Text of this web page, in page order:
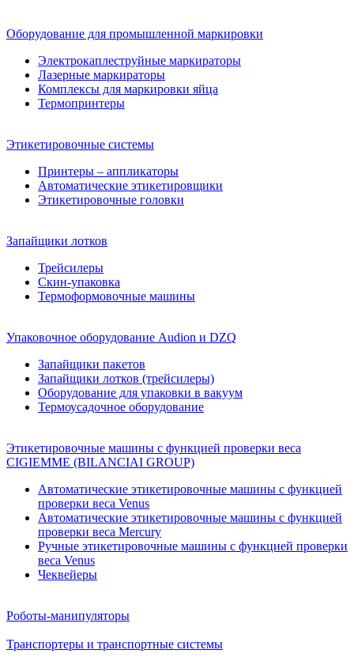
Оборудование для промышленной маркировки
Электрокаплеструйные маркираторы
Лазерные маркираторы
Комплексы для маркировки яйца
Термопринтеры
Этикетировочные системы
Принтеры – аппликаторы
Автоматические этикетировщики
Этикетировочные головки
Запайщики лотков
Трейсилеры
Скин-упаковка
Термоформовочные машины
Упаковочное оборудование Audion и DZQ
Запайщики пакетов
Запайщики лотков (трейсилеры)
Оборудование для упаковки в вакуум
Термоусадочное оборудование
Этикетировочные машины с функцией проверки веса
CIGIEMME (BILANCIAI GROUP)
Автоматические этикетировочные машины с функцией
проверки веса Venus
Автоматические этикетировочные машины с функцией
проверки веса Mercury
Ручные этикетировочные машины с функцией проверки
веса Venus
Чеквейеры
Роботы-манипуляторы
Транспортеры и транспортные системы